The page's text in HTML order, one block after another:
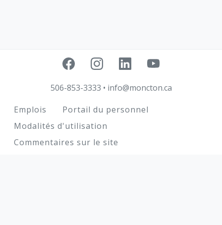
506-853-3333 • info@moncton.ca
Footer
Emplois
Portail du personnel
Modalités d'utilisation
Commentaires sur le site